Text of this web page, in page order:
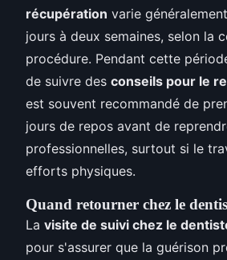
récupération varie
jours à deux semaines, selon la
procédure. Pendant cette
de suivre des conseils pour le
est souvent recommandé de
jours de repos avant de
professionnelles, surtout si le
efforts physiques.
Quand retourner chez le
La visite de suivi chez le
pour s'assurer que la guérison